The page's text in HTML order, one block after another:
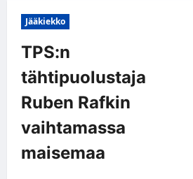
Jääkiekko
TPS:n
tähtipuolustaja
Ruben Rafkin
vaihtamassa
maisemaa